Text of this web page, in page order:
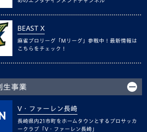
BEAST X
麻雀プロリーグ「Mリーグ」参戦中！最新情報は
こちらをチェック！
生事業
V・ファーレン長崎
長崎県内21市町をホームタウンとするプロサッカ
ークラブ「V・ファーレン長崎」